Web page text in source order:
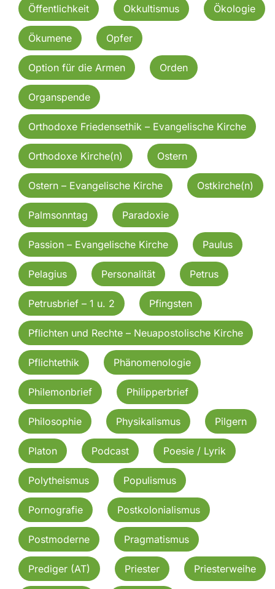
Öffentlichkeit Okkultismus Ökologie
Ökumene Opfer
Option für die Armen Orden
Organspende
Orthodoxe Friedensethik – Evangelische Kirche
Orthodoxe Kirche(n) Ostern
Ostern – Evangelische Kirche Ostkirche(n)
Palmsonntag Paradoxie
Passion – Evangelische Kirche Paulus
Pelagius Personalität Petrus
Petrusbrief – 1 u. 2 Pfingsten
Pflichten und Rechte – Neuapostolische Kirche
Pflichtethik Phänomenologie
Philemonbrief Philipperbrief
Philosophie Physikalismus Pilgern
Platon Podcast Poesie / Lyrik
Polytheismus Populismus
Pornografie Postkolonialismus
Postmoderne Pragmatismus
Prediger (AT) Priester Priesterweihe